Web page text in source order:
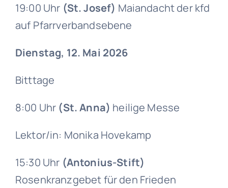
19:00 Uhr (St. Josef) Maiandacht der kfd
auf Pfarrverbandsebene
Dienstag, 12. Mai 2026
Bitttage
8:00 Uhr (St. Anna) heilige Messe
Lektor/in: Monika Hovekamp
15:30 Uhr (Antonius-Stift)
Rosenkranzgebet für den Frieden